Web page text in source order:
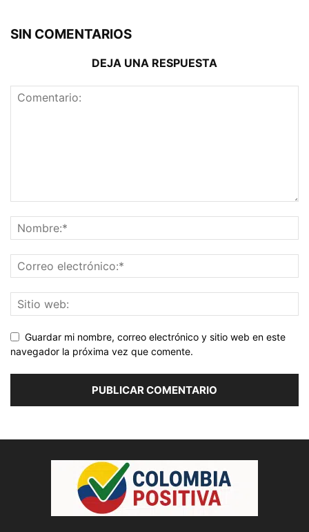
SIN COMENTARIOS
DEJA UNA RESPUESTA
Guardar mi nombre, correo electrónico y sitio web en este
navegador la próxima vez que comente.